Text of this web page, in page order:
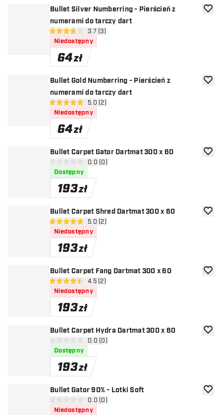
Bullet Silver Numberring - Pierścień z
numerami do tarczy dart
otwórz panel recenzji
3.7 gwiazdki oceny
3.7 (3)
Niedostępny
64zł
Bullet Gold Numberring - Pierścień z
numerami do tarczy dart
otwórz panel recenzji
5 gwiazdki oceny5.0 (2)
Niedostępny
64zł
Bullet Carpet Gator Dartmat 300 x 60
otwórz panel recenzji
0 gwiazdki oceny0.0 (0)
Dostępny
193zł
Bullet Carpet Shred Dartmat 300 x 60
otwórz panel recenzji
5 gwiazdki oceny5.0 (2)
Niedostępny
193zł
Bullet Carpet Fang Dartmat 300 x 60
otwórz panel recenzji
4.5 gwiazdki oceny
4.5 (2)
Niedostępny
193zł
Bullet Carpet Hydra Dartmat 300 x 60
otwórz panel recenzji
0 gwiazdki oceny0.0 (0)
Dostępny
193zł
Bullet Gator 90% - Lotki Soft
otwórz panel recenzji
0 gwiazdki oceny0.0 (0)
Niedostępny